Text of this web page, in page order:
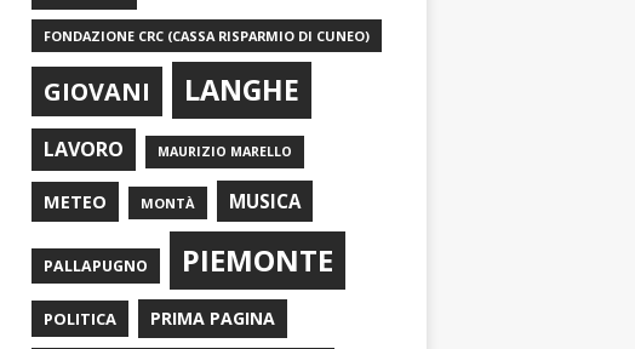
FONDAZIONE CRC (CASSA RISPARMIO DI CUNEO)
GIOVANI LANGHE
LAVORO MAURIZIO MARELLO
METEO MONTÀ MUSICA
PALLAPUGNO PIEMONTE
POLITICA PRIMA PAGINA